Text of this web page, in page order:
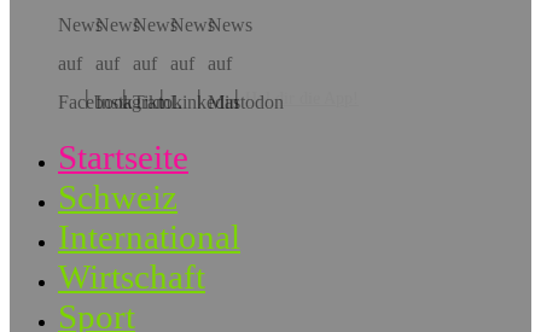
Hol dir die App!
Startseite
Schweiz
International
Wirtschaft
Sport